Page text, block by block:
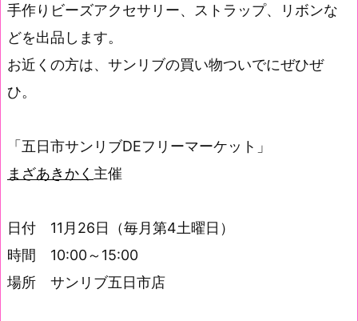
手作りビーズアクセサリー、ストラップ、リボンな
どを出品します。
お近くの方は、サンリブの買い物ついでにぜひぜ
ひ。
「五日市サンリブDEフリーマーケット」
まざあきかく 主催
日付 11月26日（毎月第4土曜日）
時間 10:00～15:00
場所 サンリブ五日市店